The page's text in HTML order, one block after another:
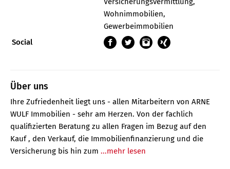
Wohnimmobilien,
Gewerbeimmobilien
Social
Über uns
Ihre Zufriedenheit liegt uns - allen Mitarbeitern von ARNE
WULF Immobilien - sehr am Herzen. Von der fachlich
qualifizierten Beratung zu allen Fragen im Bezug auf den
Kauf , den Verkauf, die Immobilienfinanzierung und die
Versicherung bis hin zum ...mehr lesen